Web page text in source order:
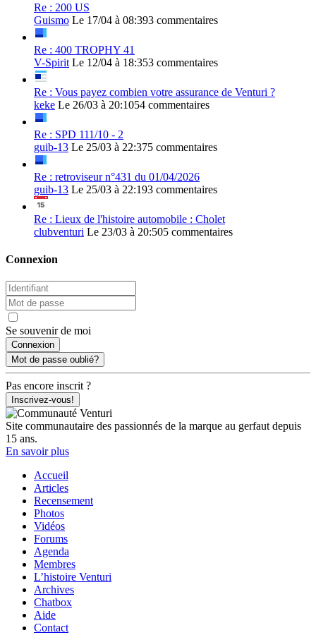
Re : 200 US
Guismo Le 17/04 à 08:393 commentaires
Re : 400 TROPHY 41
V-Spirit Le 12/04 à 18:353 commentaires
Re : Vous payez combien votre assurance de Venturi ?
keke Le 26/03 à 20:1054 commentaires
Re : SPD 111/10 - 2
guib-13 Le 25/03 à 22:375 commentaires
Re : retroviseur n°431 du 01/04/2026
guib-13 Le 25/03 à 22:193 commentaires
Re : Lieux de l'histoire automobile : Cholet
clubventuri Le 23/03 à 20:505 commentaires
Connexion
Se souvenir de moi
Mot de passe oublié?
Pas encore inscrit ?
Inscrivez-vous!
Site communautaire des passionnés de la marque au gerfaut depuis
15 ans.
En savoir plus
Accueil
Articles
Recensement
Photos
Vidéos
Forums
Agenda
Membres
L’histoire Venturi
Archives
Chatbox
Aide
Contact